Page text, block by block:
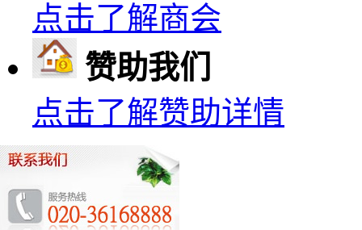
点击了解商会
赞助我们
点击了解赞助详情